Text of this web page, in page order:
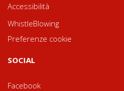
Accessibilità
WhistleBlowing
Preferenze cookie
SOCIAL
Facebook